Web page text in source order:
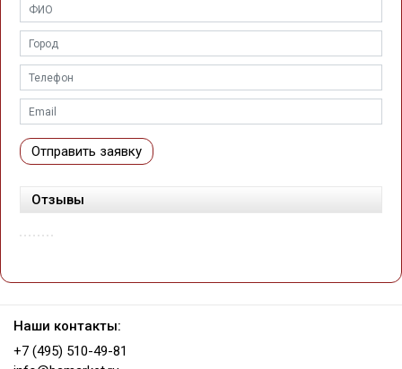
Отправить заявку
Отзывы
Наши контакты:
+7 (495) 510-49-81